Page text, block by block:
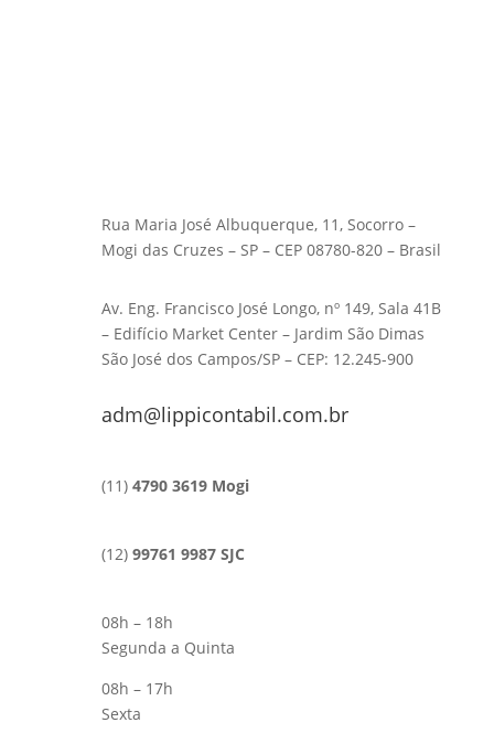
Rua Maria José Albuquerque, 11, Socorro –
Mogi das Cruzes – SP – CEP 08780-820 – Brasil
Av. Eng. Francisco José Longo, nº 149, Sala 41B
– Edifício Market Center – Jardim São Dimas
São José dos Campos/SP – CEP: 12.245-900
adm@lippicontabil.com.br
(11) 4790 3619 Mogi
(12) 99761 9987 SJC
08h – 18h
Segunda a Quinta
08h – 17h
Sexta